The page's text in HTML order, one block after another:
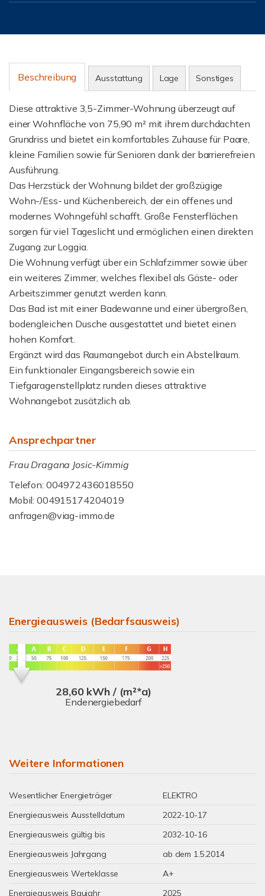
Beschreibung Ausstattung Lage Sonstiges
Diese attraktive 3,5-Zimmer-Wohnung überzeugt auf
einer Wohnfläche von 75,90 m² mit ihrem durchdachten
Grundriss und bietet ein komfortables Zuhause für Paare,
kleine Familien sowie für Senioren dank der barrierefreien
Ausführung.
Das Herzstück der Wohnung bildet der großzügige
Wohn-/Ess- und Küchenbereich, der ein offenes und
modernes Wohngefühl schafft. Große Fensterflächen
sorgen für viel Tageslicht und ermöglichen einen direkten
Zugang zur Loggia.
Die Wohnung verfügt über ein Schlafzimmer sowie über
ein weiteres Zimmer, welches flexibel als Gäste- oder
Arbeitszimmer genutzt werden kann.
Das Bad ist mit einer Badewanne und einer übergroßen,
bodengleichen Dusche ausgestattet und bietet einen
hohen Komfort.
Ergänzt wird das Raumangebot durch ein Abstellraum.
Ein funktionaler Eingangsbereich sowie ein
Tiefgaragenstellplatz runden dieses attraktive
Wohnangebot zusätzlich ab.
Ansprechpartner
Frau Dragana Josic-Kimmig
Telefon: 004972436018550
Mobil: 004915174204019
anfragen@viag-immo.de
Energieausweis (Bedarfsausweis)
28,60 kWh / (m²*a)
Endenergiebedarf
Weitere Informationen
Wesentlicher Energieträger
ELEKTRO
Energieausweis Ausstelldatum
2022-10-17
Energieausweis gültig bis
2032-10-16
Energieausweis Jahrgang
ab dem 1.5.2014
Energieausweis Werteklasse
A+
Energieausweis Baujahr
2025